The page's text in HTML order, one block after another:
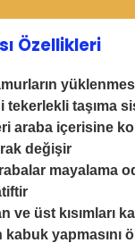
Özellikleri
tekerlekli taşıma
araba içerisine
değişir
mayalama
ve üst kısımları
yapmasını